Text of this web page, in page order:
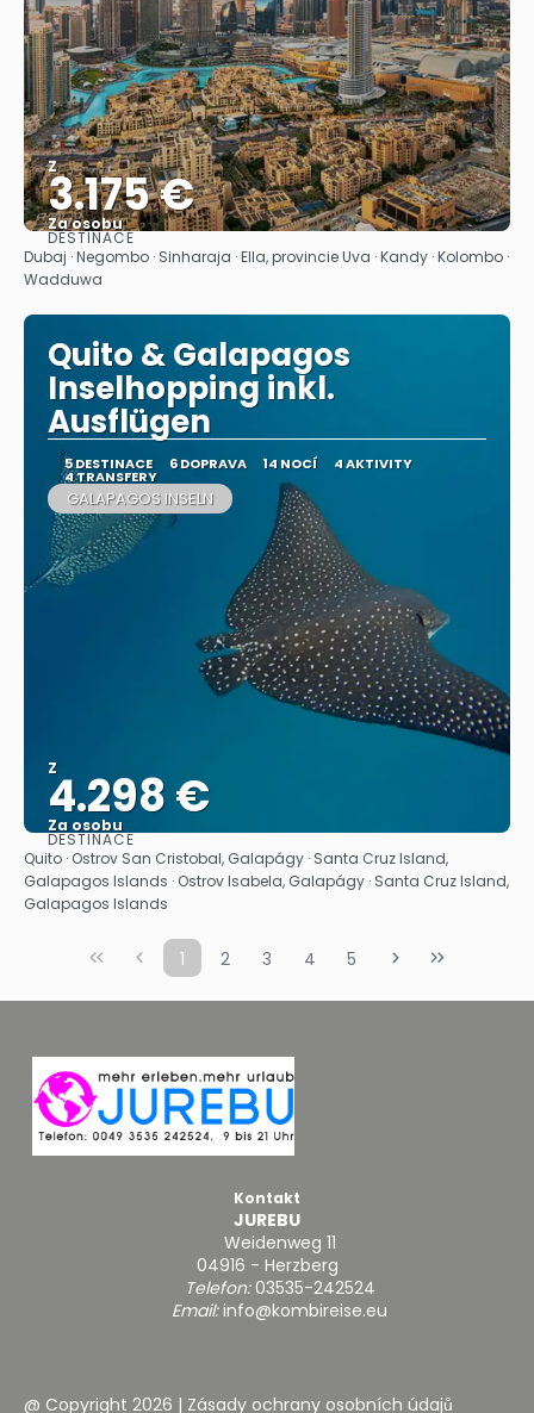
Z
3.175 €
Za osobu
Zobrazit
DESTINACE
Dubaj · Negombo · Sinharaja · Ella, provincie Uva · Kandy · Kolombo ·
Wadduwa
Quito & Galapagos
Inselhopping inkl.
Ausflügen
5 DESTINACE 6 DOPRAVA 14 NOCÍ 4 AKTIVITY
4 TRANSFERY
GALAPAGOS INSELN
Z
4.298 €
Za osobu
Zobrazit
DESTINACE
Quito · Ostrov San Cristobal, Galapágy · Santa Cruz Island,
Galapagos Islands · Ostrov Isabela, Galapágy · Santa Cruz Island,
Galapagos Islands
1 2 3 4 5
Kontakt
JUREBU
Weidenweg 11
04916 - Herzberg
Telefon:03535-242524
Email:info@kombireise.eu
@ Copyright 2026 | Zásady ochrany osobních údajů